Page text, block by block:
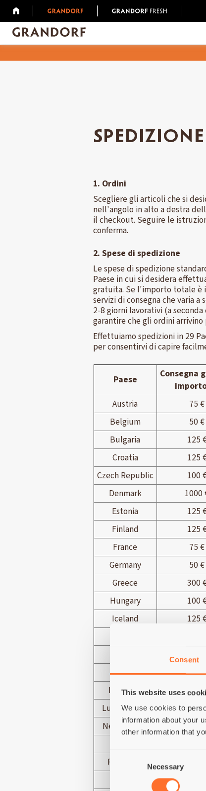
Consent
This website uses
We use cookies to
information about your
other information that
Consent
Necessary
SPEDIZIONE
1. Ordini
Scegliere gli articoli che si
nell'angolo in alto a destra
il checkout. Seguire le
conferma.
2. Spese di spedizione
Le spese di spedizione
Paese in cui si desidera
gratuita. Se l'importo totale è
servizi di consegna che varia
2-8 giorni lavorativi (a
garantire che gli ordini arrivino
Effettuiamo spedizioni in 29
per consentirvi di capire
Paese
Consegna
Austria
75 €
Belgium
50 €
Bulgaria
125
Croatia
125
Czech Republic
100
Denmark
1000
Estonia
125
Finland
125
France
75 €
Germany
50 €
Greece
300
Hungary
100
Iceland
125
125 €
Latvia
125
Lithuania
125
Luxembourg
50 €
Netherlands
50 €
Portugal*